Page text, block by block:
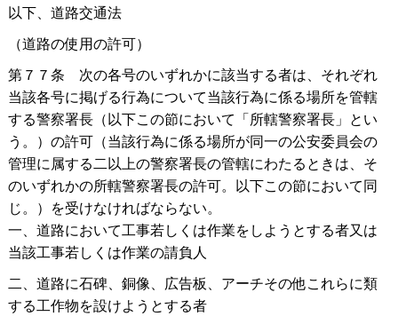
以下、道路交通法
（道路の使用の許可）
第７７条 次の各号のいずれかに該当する者は、それぞれ
当該各号に掲げる行為について当該行為に係る場所を管轄
する警察署長（以下この節において「所轄警察署長」とい
う。）の許可（当該行為に係る場所が同一の公安委員会の
管理に属する二以上の警察署長の管轄にわたるときは、そ
のいずれかの所轄警察署長の許可。以下この節において同
じ。）を受けなければならない。
一、道路において工事若しくは作業をしようとする者又は
当該工事若しくは作業の請負人
二、道路に石碑、銅像、広告板、アーチその他これらに類
する工作物を設けようとする者